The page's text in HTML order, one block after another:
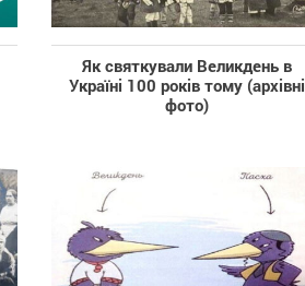
Як святкували Великдень в
Україні 100 років тому (архівні
фото)